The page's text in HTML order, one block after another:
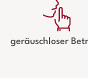
geräuschloser